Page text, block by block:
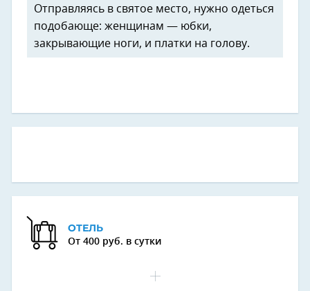
Отправляясь в святое место, нужно одеться
подобающе: женщинам — юбки,
закрывающие ноги, и платки на голову.
ОТЕЛЬ
От 400 руб. в сутки